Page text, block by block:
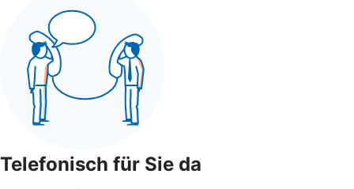
Telefonisch für Sie da